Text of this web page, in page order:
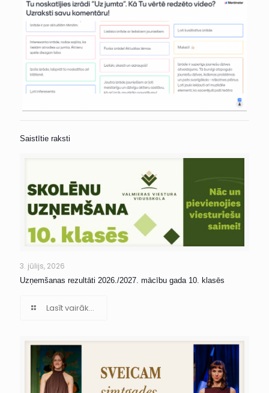
Saistītie raksti
3. jūlijs, 2026
Uzņemšanas rezultāti 2026./2027. mācību gada 10. klasēs
Lasīt vairāk...